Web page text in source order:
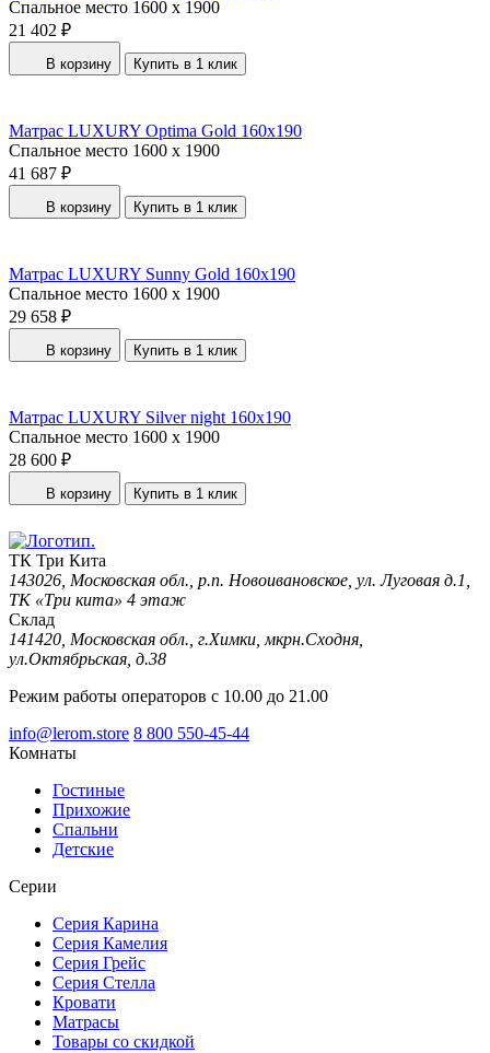
Спальное место 1600 x 1900
21 402 ₽
В корзину Купить в 1 клик
Матрас LUXURY Optima Gold 160x190
Спальное место 1600 x 1900
41 687 ₽
В корзину Купить в 1 клик
Матрас LUXURY Sunny Gold 160x190
Спальное место 1600 x 1900
29 658 ₽
В корзину Купить в 1 клик
Матрас LUXURY Silver night 160x190
Спальное место 1600 x 1900
28 600 ₽
В корзину Купить в 1 клик
ТК Три Кита
143026, Московская обл., р.п. Новоивановское, ул. Луговая д.1,
ТК «Три кита» 4 этаж
Склад
141420, Московская обл., г.Химки, мкрн.Сходня,
ул.Октябрьская, д.38
Режим работы операторов с 10.00 до 21.00
info@lerom.store 8 800 550-45-44
Комнаты
Гостиные
Прихожие
Спальни
Детские
Серии
Серия Карина
Серия Камелия
Серия Грейс
Серия Стелла
Кровати
Матрасы
Товары со скидкой